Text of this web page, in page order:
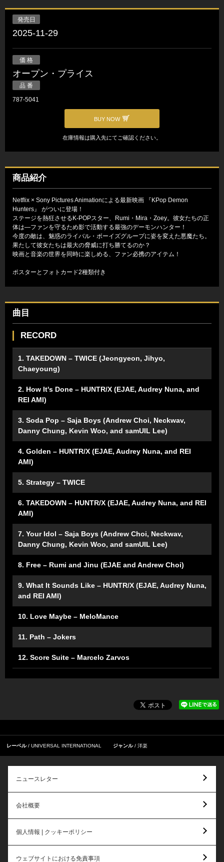
発売日
2025-11-29
価 格
オープン・プライス
品 番
787-5041
BUY NOW
在庫情報は購入先にてご確認ください。
商品紹介
Netflix × Sony Pictures Animationによる最新映画 『KPop Demon
Hunters』 がついに登場！
ステージを熱狂させるK-POPスター、Rumi・Mira・Zoey。彼女たちの正
体は―ファンを守るため影で活動する最強のデーモンハンター！
今度の敵は、魅惑のライバル・ボーイズグループに姿を変えた悪魔たち。
果たして彼女たちは最大の脅威に打ち勝てるのか？
映画と音楽の世界を同時に楽しめる、ファン必携のアイテム！
ポスターとフォトカード2種類付き
曲目
RECORD
1. TAKEDOWN – TWICE (Jeongyeon, Jihyo,
Chaeyoung)
2. How It's Done – HUNTR/X (EJAE, Audrey Nuna, and
REI AMI)
3. Soda Pop – Saja Boys (Andrew Choi, Neckwav,
Danny Chung, Kevin Woo, and samUIL Lee)
4. Golden – HUNTR/X (EJAE, Audrey Nuna, and REI
AMI)
5. Strategy – TWICE
6. TAKEDOWN – HUNTR/X (EJAE, Audrey Nuna, and REI
AMI)
7. Your Idol – Saja Boys (Andrew Choi, Neckwav,
Danny Chung, Kevin Woo, and samUIL Lee)
8. Free – Rumi and Jinu (EJAE and Andrew Choi)
9. What It Sounds Like – HUNTR/X (EJAE, Audrey Nuna,
and REI AMI)
10. Love Maybe – MeloMance
11. Path – Jokers
12. Score Suite – Marcelo Zarvos
レーベル UNIVERSAL INTERNATIONAL ジャンル 洋楽
ニュースレター
会社概要
個人情報 | クッキーポリシー
ウェブサイトにおける免責事項